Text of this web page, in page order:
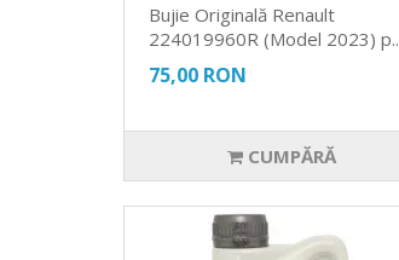
Bujie Originală Renault
224019960R (Model 2023) p..
75,00 RON
CUMPĂRĂ